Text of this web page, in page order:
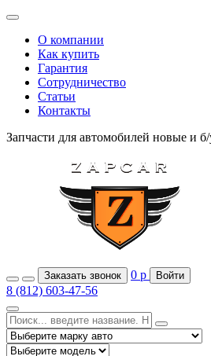
О компании
Как купить
Гарантия
Сотрудничество
Статьи
Контакты
Запчасти для автомобилей новые и
Заказать звонок 0 р Войти
8 (812) 603-47-56